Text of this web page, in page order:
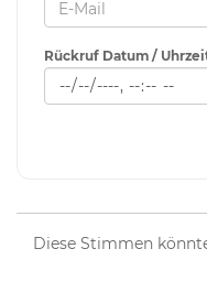
Rückruf Datum /
Diese Stimmen